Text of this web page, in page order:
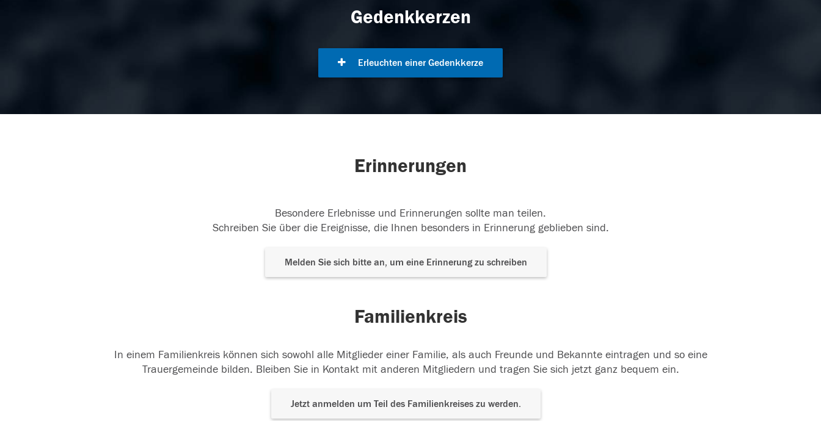
Gedenkkerzen
Erleuchten einer Gedenkkerze
Erinnerungen
Besondere Erlebnisse und Erinnerungen sollte man teilen.
Schreiben Sie über die Ereignisse, die Ihnen besonders in Erinnerung geblieben sind.
Melden Sie sich bitte an, um eine Erinnerung zu schreiben
Familienkreis
In einem Familienkreis können sich sowohl alle Mitglieder einer Familie, als auch Freunde und Bekannte eintragen und so eine
Trauergemeinde bilden. Bleiben Sie in Kontakt mit anderen Mitgliedern und tragen Sie sich jetzt ganz bequem ein.
Jetzt anmelden um Teil des Familienkreises zu werden.